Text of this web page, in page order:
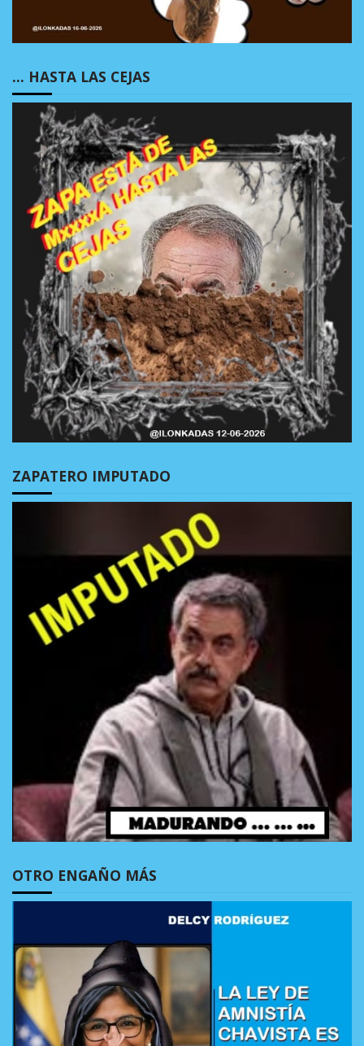
… HASTA LAS CEJAS
ZAPATERO IMPUTADO
OTRO ENGAÑO MÁS